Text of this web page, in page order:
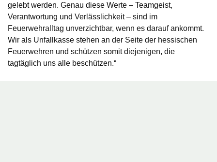
gelebt werden. Genau diese Werte – Teamgeist,
Verantwortung und Verlässlichkeit – sind im
Feuerwehralltag unverzichtbar, wenn es darauf ankommt.
Wir als Unfallkasse stehen an der Seite der hessischen
Feuerwehren und schützen somit diejenigen, die
tagtäglich uns alle beschützen.“